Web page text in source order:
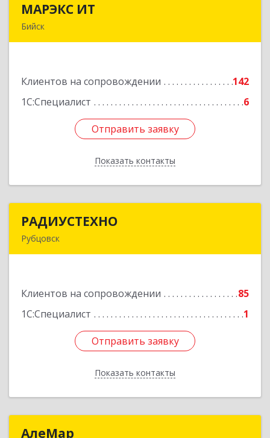
МАРЭКС ИТ
Бийск
Клиентов на сопровождении
142
1С:Специалист
6
Отправить заявку
Показать контакты
Отправить заявку
Назад
РАДИУСТЕХНО
Рубцовск
Клиентов на сопровождении
85
1С:Специалист
1
Отправить заявку
Показать контакты
Подробнее
Отправить заявку
Назад
АлеМар